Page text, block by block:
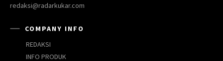
redaksi@radarkukar.com
COMPANY INFO
REDAKSI
INFO PRODUK